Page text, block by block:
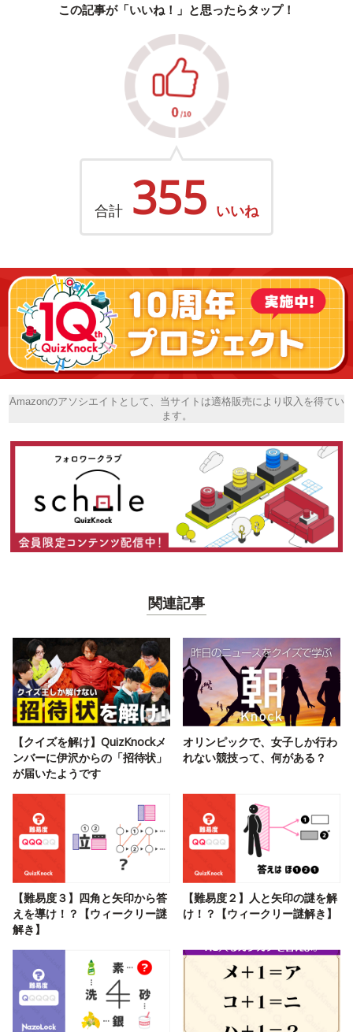
この記事が「いいね！」と思ったらタップ！
合計 355 いいね
Amazonのアソシエイトとして、当サイトは適格販売により収入を得てい
ます。
関連記事
【クイズを解け】QuizKnockメ
ンバーに伊沢からの「招待状」
が届いたようです
オリンピックで、女子しか行わ
れない競技って、何がある？
【難易度３】四角と矢印から答
えを導け！？【ウィークリー謎
解き】
【難易度２】人と矢印の謎を解
け！？【ウィークリー謎解き】